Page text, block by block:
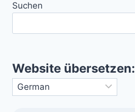
FORMTE
Suchen
Website übersetzen: